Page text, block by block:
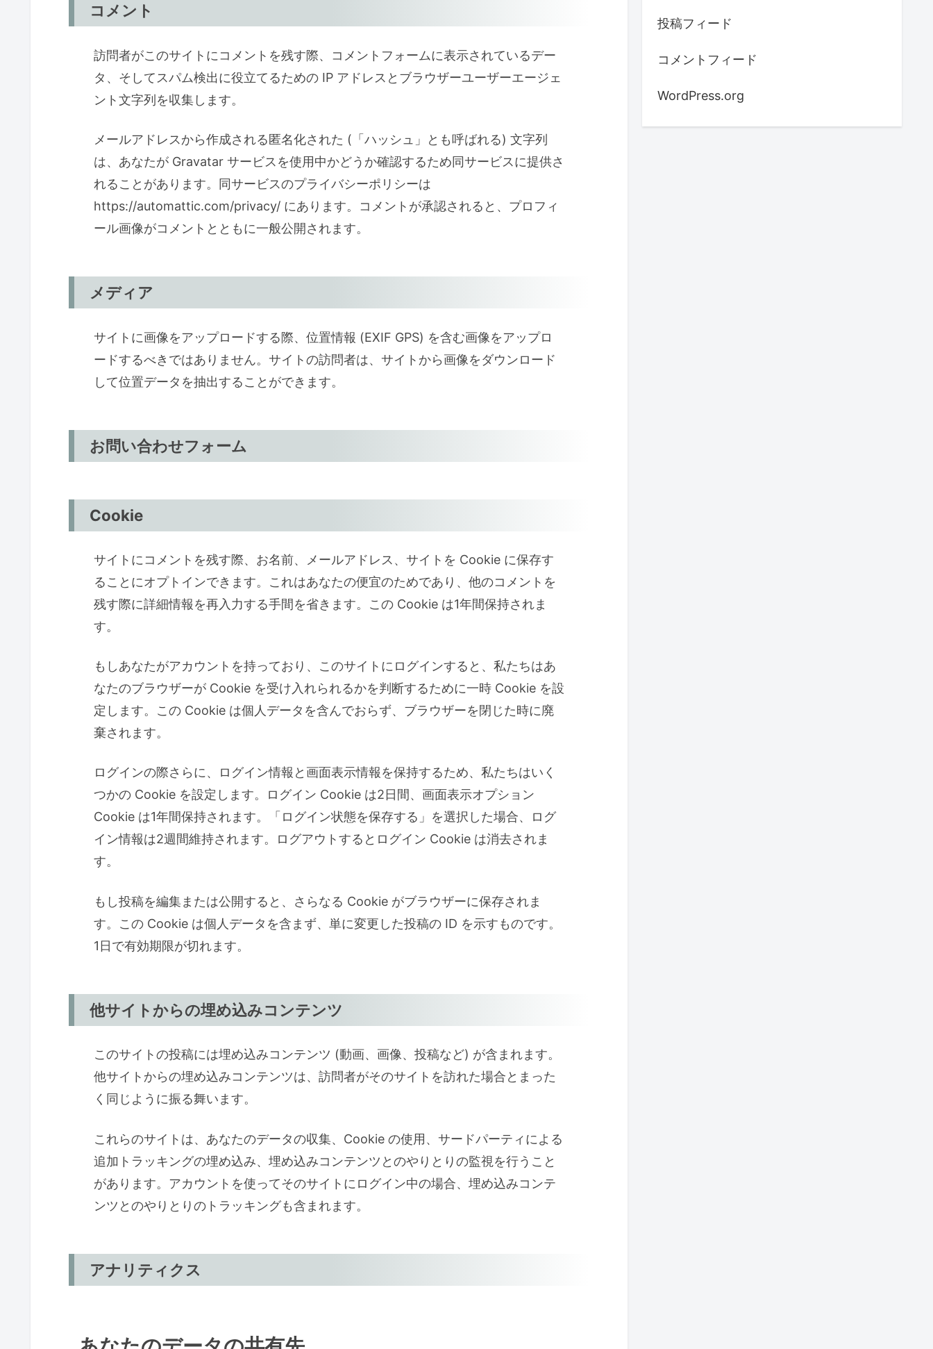
コメント
訪問者がこのサイトにコメントを残す際、コメントフォームに表示されているデー
タ、そしてスパム検出に役立てるための IP アドレスとブラウザーユーザーエージェ
ント文字列を収集します。
メールアドレスから作成される匿名化された (「ハッシュ」とも呼ばれる) 文字列
は、あなたが Gravatar サービスを使用中かどうか確認するため同サービスに提供さ
れることがあります。同サービスのプライバシーポリシーは
https://automattic.com/privacy/ にあります。コメントが承認されると、プロフィ
ール画像がコメントとともに一般公開されます。
メディア
サイトに画像をアップロードする際、位置情報 (EXIF GPS) を含む画像をアップロ
ードするべきではありません。サイトの訪問者は、サイトから画像をダウンロード
して位置データを抽出することができます。
お問い合わせフォーム
Cookie
サイトにコメントを残す際、お名前、メールアドレス、サイトを Cookie に保存す
ることにオプトインできます。これはあなたの便宜のためであり、他のコメントを
残す際に詳細情報を再入力する手間を省きます。この Cookie は1年間保持されま
す。
もしあなたがアカウントを持っており、このサイトにログインすると、私たちはあ
なたのブラウザーが Cookie を受け入れられるかを判断するために一時 Cookie を設
定します。この Cookie は個人データを含んでおらず、ブラウザーを閉じた時に廃
棄されます。
ログインの際さらに、ログイン情報と画面表示情報を保持するため、私たちはいく
つかの Cookie を設定します。ログイン Cookie は2日間、画面表示オプション
Cookie は1年間保持されます。「ログイン状態を保存する」を選択した場合、ログ
イン情報は2週間維持されます。ログアウトするとログイン Cookie は消去されま
す。
もし投稿を編集または公開すると、さらなる Cookie がブラウザーに保存されま
す。この Cookie は個人データを含まず、単に変更した投稿の ID を示すものです。
1日で有効期限が切れます。
他サイトからの埋め込みコンテンツ
このサイトの投稿には埋め込みコンテンツ (動画、画像、投稿など) が含まれます。
他サイトからの埋め込みコンテンツは、訪問者がそのサイトを訪れた場合とまった
く同じように振る舞います。
これらのサイトは、あなたのデータの収集、Cookie の使用、サードパーティによる
追加トラッキングの埋め込み、埋め込みコンテンツとのやりとりの監視を行うこと
があります。アカウントを使ってそのサイトにログイン中の場合、埋め込みコンテ
ンツとのやりとりのトラッキングも含まれます。
アナリティクス
投稿フィード
コメントフィード
WordPress.org